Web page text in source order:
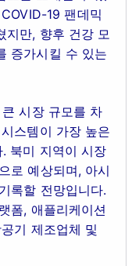
19 팬데믹
지만, 향후 건강 모
증가시킬 수 있는
시장 규모를 차
스템이 가장 높은
북미 지역이 시장
로 예상되며, 아시
록할 전망입니다.
폼, 애플리케이션
기 제조업체 및